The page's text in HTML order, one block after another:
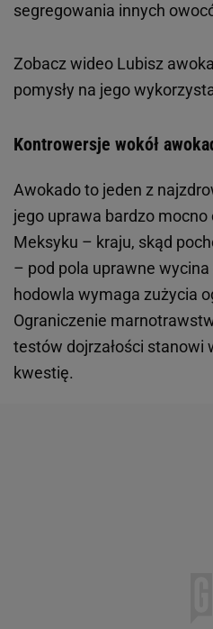
segregowania innych
Zobacz wideo Lubisz
pomysły na jego
Kontrowersje wokół
Awokado to jeden z
jego uprawa bardzo
Meksyku – kraju, skąd
– pod pola uprawne wycina
hodowla wymaga zużycia
Ograniczenie
testów dojrzałości stanowi
kwestię.